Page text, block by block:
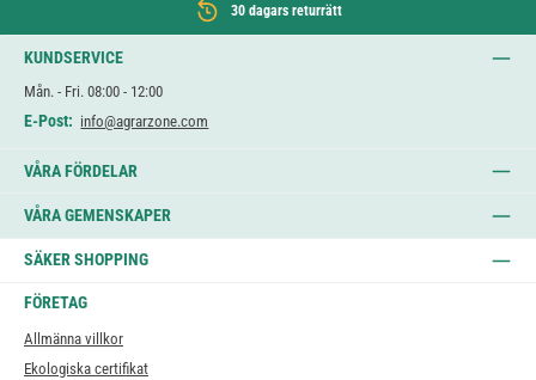
30 dagars returrätt
KUNDSERVICE
Mån. - Fri. 08:00 - 12:00
E-Post: info@agrarzone.com
VÅRA FÖRDELAR
VÅRA GEMENSKAPER
SÄKER SHOPPING
FÖRETAG
Allmänna villkor
Ekologiska certifikat